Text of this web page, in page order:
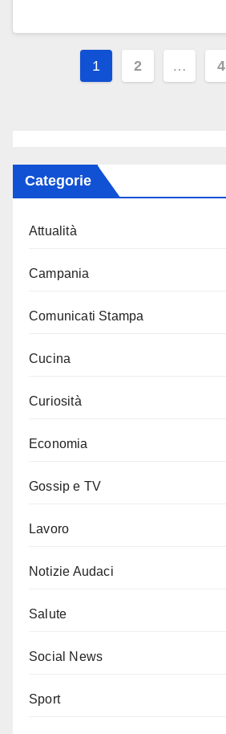
Paginazione
1 2 … 4
Categorie
Attualità
Campania
Comunicati Stampa
Cucina
Curiosità
Economia
Gossip e TV
Lavoro
Notizie Audaci
Salute
Social News
Sport